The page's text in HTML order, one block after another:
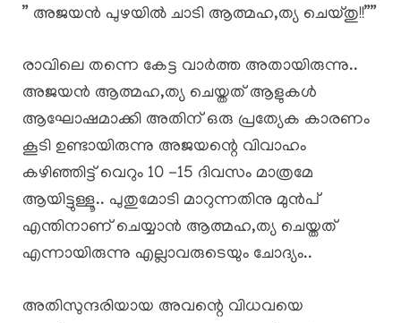
” അജയൻ പുഴയിൽ ചാടി ആത്മഹ,ത്യ ചെയ്തു!!””
രാവിലെ തന്നെ കേട്ട വാർത്ത അതായിരുന്നു..
അജയൻ ആത്മഹ,ത്യ ചെയ്തത് ആളുകൾ
ആഘോഷമാക്കി അതിന് ഒരു പ്രത്യേക കാരണം
കൂടി ഉണ്ടായിരുന്നു അജയന്റെ വിവാഹം
കഴിഞ്ഞിട്ട് വെറും 10 -15 ദിവസം മാത്രമേ
ആയിട്ടുള്ളൂ.. പുതുമോടി മാറുന്നതിനു മുൻപ്
എന്തിനാണ് ചെയ്യാൻ ആത്മഹ,ത്യ ചെയ്തത്
എന്നായിരുന്നു എല്ലാവരുടെയും ചോദ്യം..
അതിസുന്ദരിയായ അവന്റെ വിധവയെ